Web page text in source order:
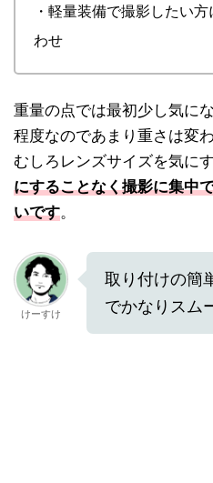
・軽量装備で撮影したい
わせ
重量の点では最初少し気に
程度なのであまり重さは変
むしろレンズサイズを気に
にすることなく撮影に集中
いです。
けーすけ
取り付けの簡
でかなりスム